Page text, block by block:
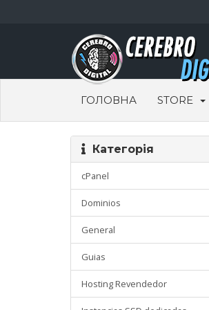
ГОЛОВНА STORE
Категорія
cPanel
Dominios
General
Guias
Hosting Revendedor